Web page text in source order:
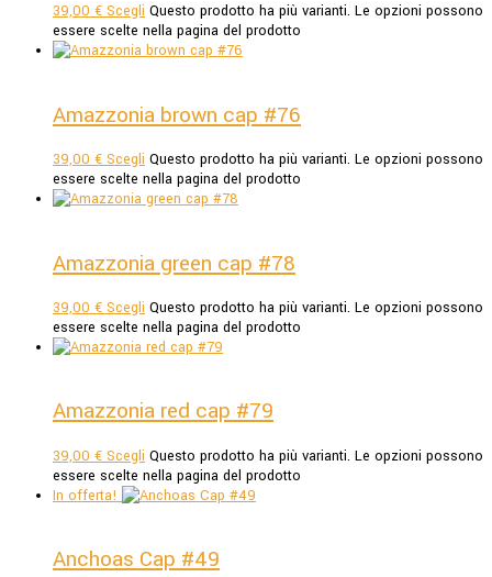
39,00 € Scegli Questo prodotto ha più varianti. Le opzioni possono
essere scelte nella pagina del prodotto
Amazzonia brown cap #76
39,00 € Scegli Questo prodotto ha più varianti. Le opzioni possono
essere scelte nella pagina del prodotto
Amazzonia green cap #78
39,00 € Scegli Questo prodotto ha più varianti. Le opzioni possono
essere scelte nella pagina del prodotto
Amazzonia red cap #79
39,00 € Scegli Questo prodotto ha più varianti. Le opzioni possono
essere scelte nella pagina del prodotto
In offerta!
Anchoas Cap #49